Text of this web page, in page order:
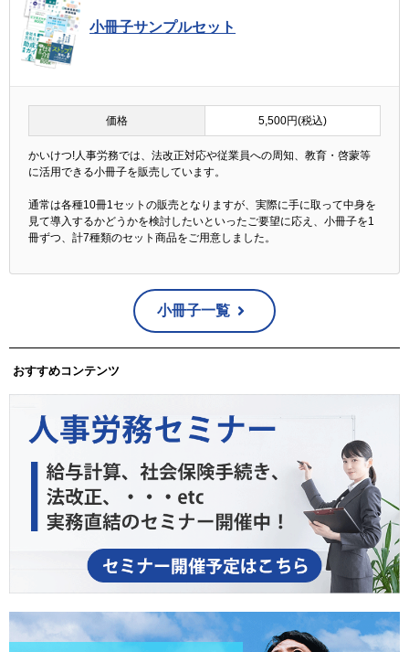
小冊子サンプルセット
価格 5,500円(税込)
かいけつ!人事労務では、法改正対応や従業員への周知、教育・啓蒙等
に活用できる小冊子を販売しています。
通常は各種10冊1セットの販売となりますが、実際に手に取って中身を
見て導入するかどうかを検討したいといったご要望に応え、小冊子を1
冊ずつ、計7種類のセット商品をご用意しました。
小冊子一覧
おすすめコンテンツ